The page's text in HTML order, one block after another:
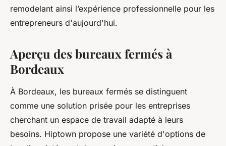
remodelant ainsi l’expérience professionnelle pour les
entrepreneurs d'aujourd'hui.
Aperçu des bureaux fermés à
Bordeaux
À Bordeaux, les bureaux fermés se distinguent
comme une solution prisée pour les entreprises
cherchant un espace de travail adapté à leurs
besoins. Hiptown propose une variété d'options de